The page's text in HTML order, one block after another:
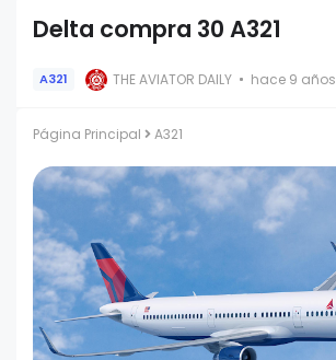
Delta compra 30 A321
A321 THE AVIATOR DAILY hace 9 años
Página Principal A321